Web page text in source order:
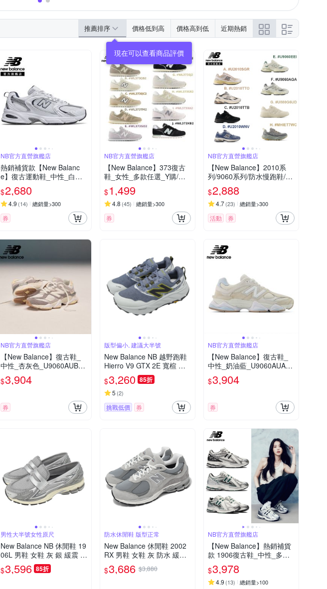
推薦排序 價格低到高 價格高到低 近期熱銷
NB官方直營旗艦店
熱銷補貨款【New Balanc
e】復古運動鞋_中性_白銀_
MR530SG-D楦
$2,680
4.9 (14) 總銷量>300
券
NB官方直營旗艦店
【New Balance】373復古
鞋_女性_多款任選_Y購/網
路獨家
$1,499
4.8 (45) 總銷量>300
券
NB官方直營旗艦店
【New Balance】2010系
列/9060系列/防水慢跑鞋/越
野鞋_男女_8款任選
$2,888
4.7(23) 總銷量>300
活動 券
NB官方直營旗艦店
【New Balance】復古鞋_
中性_杏灰色_U9060AUB-D
楦
$3,904
券
版型偏小, 建議大半號
New Balance NB 越野跑鞋
Hierro V9 GTX 2E 寬楦 男
鞋 藍 防水 黃金大底 MHIG1
KM-2E
$3,260 85折
5 (2)
挑戰低價 券
NB官方直營旗艦店
【New Balance】復古鞋_
中性_奶油藍_U9060AUA-D
楦
$3,904
券
男性大半號女性原尺
New Balance NB 休閒鞋 19
06L 男鞋 女鞋 灰 銀 緩震 套
入式 無鞋帶 樂福鞋 紐巴倫
U1906LAE-D
$3,596 85折
防水休閒鞋 版型正常
New Balance 休閒鞋 2002
RX 男鞋 女鞋 灰 防水 緩震
麂皮 復古 千禧跑鞋 NB 情
侶鞋 M2002RXJ-D
$3,686 $3,880
NB官方直營旗艦店
【New Balance】熱銷補貨
款 1906復古鞋_中性_多款
任選(M1906RER/M1906RE
U)_IU著用款
$3,978
4.9 (13) 總銷量>100